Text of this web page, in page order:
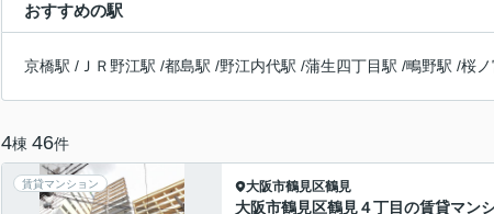
おすすめの駅
京橋駅 / ＪＲ野江駅 /都島駅 /野江内代駅 /蒲生四丁目駅 /鴫野駅 /桜
4棟 46件
賃貸マンション 大阪市鶴見区鶴見
大阪市鶴見区鶴見４丁目の賃貸マン